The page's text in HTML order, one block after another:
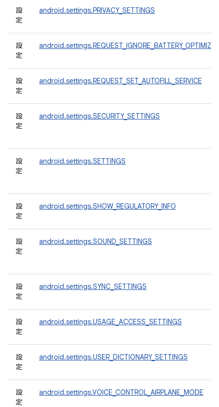
設
定
android.settings.PRIVACY_SETTINGS
設
定
設
定
android.settings.REQUEST_SET_AUTOFILL_SERVICE
設
定
android.settings.SECURITY_SETTINGS
設
定
android.settings.SETTINGS
設
定
android.settings.SHOW_REGULATORY_INFO
設
定
android.settings.SOUND_SETTINGS
設
定
android.settings.SYNC_SETTINGS
設
定
android.settings.USAGE_ACCESS_SETTINGS
設
定
android.settings.USER_DICTIONARY_SETTINGS
設
定
android.settings.VOICE_CONTROL_AIRPLANE_MODE